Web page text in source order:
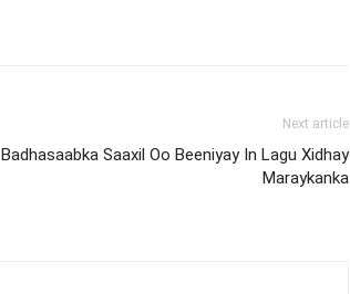
Next article
Badhasaabka Saaxil Oo Beeniyay In Lagu Xidhay
Maraykanka